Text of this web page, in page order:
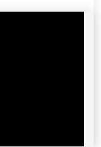
parte de su
“Mis últimos